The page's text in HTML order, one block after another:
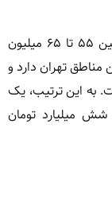
در جنوب پایتخت نیز، متوسط قیمت هر متر بین ۵۵ تا ۶۵ میلیون
در بین مناطق تهران دارد و
است. به این ترتیب، یک
شش میلیارد تومان